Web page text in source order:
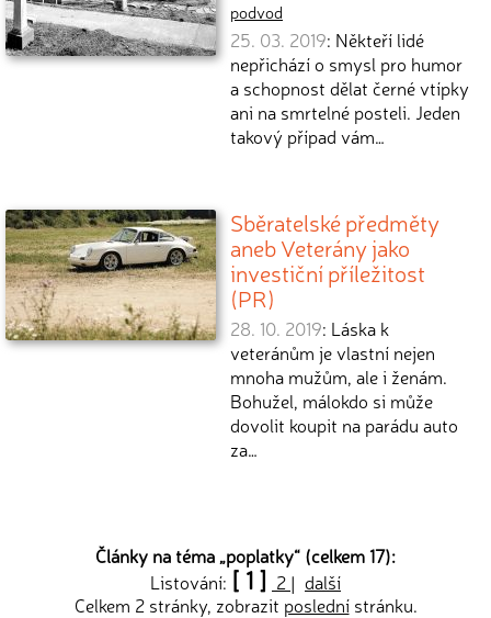
podvod
25. 03. 2019: Někteří lidé
nepřichází o smysl pro humor
a schopnost dělat černé vtípky
ani na smrtelné posteli. Jeden
takový případ vám…
Sběratelské předměty
aneb Veterány jako
investiční příležitost
(PR)
28. 10. 2019: Láska k
veteránům je vlastní nejen
mnoha mužům, ale i ženám.
Bohužel, málokdo si může
dovolit koupit na parádu auto
za…
Články na téma „poplatky“ (celkem 17):
Listování: [ 1 ] 2 | další
Celkem 2 stránky, zobrazit poslednístránku.